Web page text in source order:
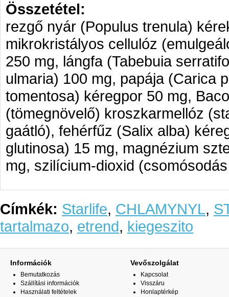
Összetétel:
rezgő nyár (Populus trenula)
mikrokristályos cellulóz
250 mg, lángfa (Tabebuia
ulmaria) 100 mg, papája (Carica
tomentosa) kéregpor 50 mg,
(tömegnövelő) kroszkarmellóz
gaátló), fehérfűz (Salix alba)
glutinosa) 15 mg, magnézium
mg, szilícium-dioxid
Címkék: Starlife, CHLAMYNYL,
tartalmazo, etrend, kiegeszito
Információk
Bemutatkozás
Szállítási információk
Használati feltételek
Vevőszolgálat
Kapcsolat
Visszáru
Honlaptérkép